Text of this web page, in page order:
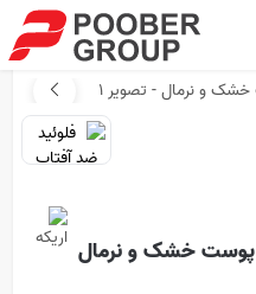
فلوئید ضد آفتاب رنگی SPF50 پوست خشک و نرمال